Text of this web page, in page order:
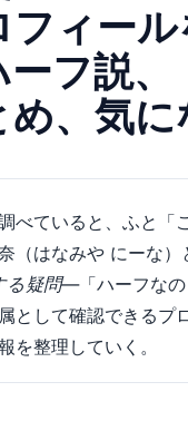
ィー
フ説、
、気
べていると、ふと「
（はなみや にーな
る疑問—「ハーフな
として確認できるプ
を整理していく。